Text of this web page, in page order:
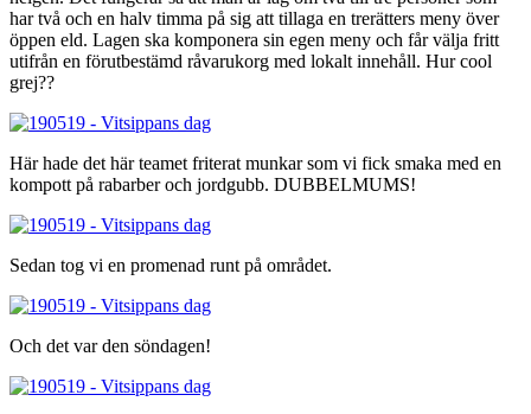
har två och en halv timma på sig att tillaga en trerätters meny över
öppen eld. Lagen ska komponera sin egen meny och får välja fritt
utifrån en förutbestämd råvarukorg med lokalt innehåll. Hur cool
grej??
Här hade det här teamet friterat munkar som vi fick smaka med en
kompott på rabarber och jordgubb. DUBBELMUMS!
Sedan tog vi en promenad runt på området.
Och det var den söndagen!